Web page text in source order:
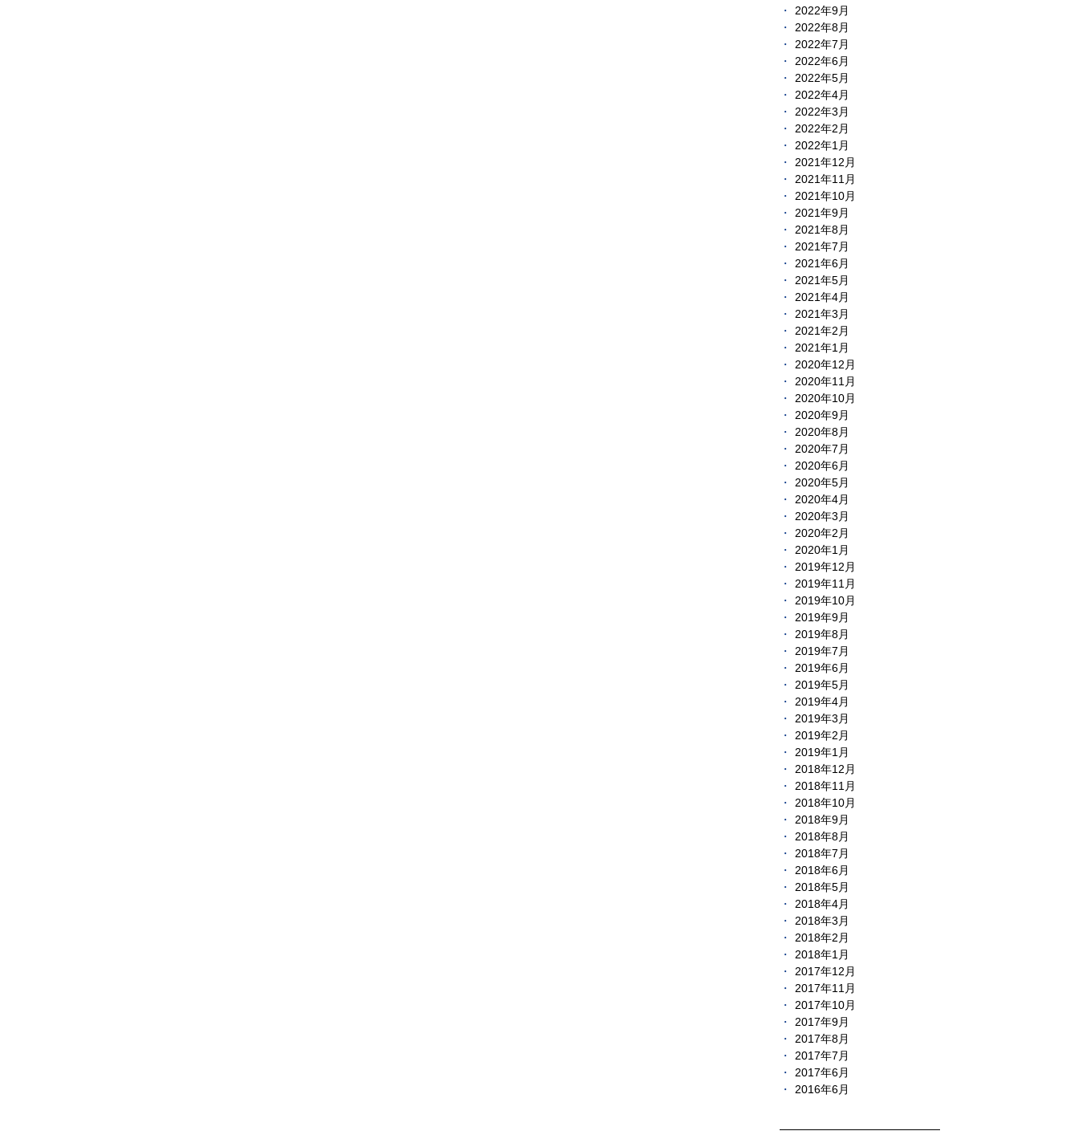
2022年9月
2022年8月
2022年7月
2022年6月
2022年5月
2022年4月
2022年3月
2022年2月
2022年1月
2021年12月
2021年11月
2021年10月
2021年9月
2021年8月
2021年7月
2021年6月
2021年5月
2021年4月
2021年3月
2021年2月
2021年1月
2020年12月
2020年11月
2020年10月
2020年9月
2020年8月
2020年7月
2020年6月
2020年5月
2020年4月
2020年3月
2020年2月
2020年1月
2019年12月
2019年11月
2019年10月
2019年9月
2019年8月
2019年7月
2019年6月
2019年5月
2019年4月
2019年3月
2019年2月
2019年1月
2018年12月
2018年11月
2018年10月
2018年9月
2018年8月
2018年7月
2018年6月
2018年5月
2018年4月
2018年3月
2018年2月
2018年1月
2017年12月
2017年11月
2017年10月
2017年9月
2017年8月
2017年7月
2017年6月
2016年6月